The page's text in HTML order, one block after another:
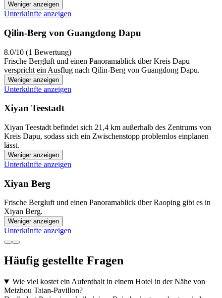
Weniger anzeigen
Unterkünfte anzeigen
Qilin-Berg von Guangdong Dapu
8.0/10 (1 Bewertung)
Frische Bergluft und einen Panoramablick über Kreis Dapu
verspricht ein Ausflug nach Qilin-Berg von Guangdong Dapu.
Weniger anzeigen
Unterkünfte anzeigen
Xiyan Teestadt
Xiyan Teestadt befindet sich 21,4 km außerhalb des Zentrums von
Kreis Dapu, sodass sich ein Zwischenstopp problemlos einplanen
lässt.
Weniger anzeigen
Unterkünfte anzeigen
Xiyan Berg
Frische Bergluft und einen Panoramablick über Raoping gibt es in
Xiyan Berg.
Weniger anzeigen
Unterkünfte anzeigen
Häufig gestellte Fragen
Wie viel kostet ein Aufenthalt in einem Hotel in der Nähe von
Meizhou Taian-Pavillon?